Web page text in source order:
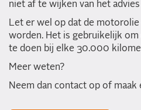
niet af te wijken van het
Let er wel op dat de
worden. Het is gebruikelijk
te doen bij elke 30.000
Meer weten?
Neem dan contact op of maak